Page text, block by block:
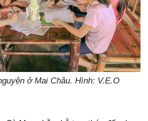
ở Mai Châu. Hình: V.E.O